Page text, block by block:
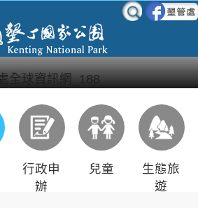
行政申
辦
兒童
生態旅
遊